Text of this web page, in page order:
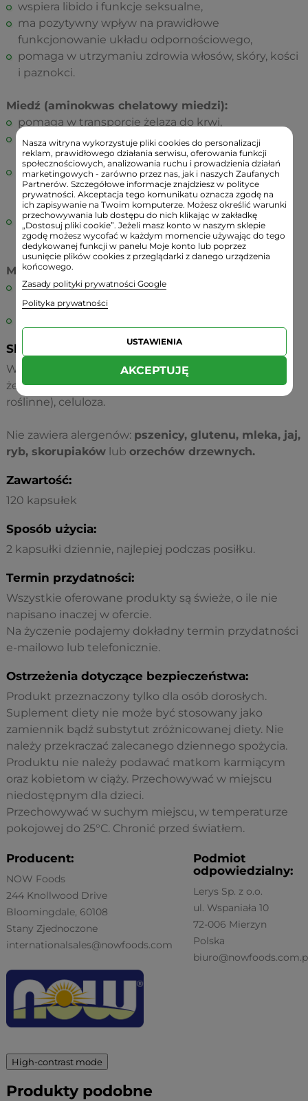
wspiera libido i funkcje seksualne,
ma pozytywny wpływ na prawidłowe
funkcjonowanie układu odpornościowego,
pomaga w utrzymaniu zdrowia włosów, skóry, kości
i paznokci.
Miedź (aminokwas chelatowy miedzi):
pomaga w transporcie żelaza do krwi,
pomaga chronić komórki przed stresem
oksydacyjnym,
oddziałuje pozytywnie na utrzymanie prawidłowej
pigmentacji skóry oraz stanu komórek i błon
śluzowych,
wspiera prawidłowe funkcjonowanie układu
nerwowego.
Mangan (aminokwas chelatowy manganu):
ma pozytywny wpływ na funkcjonowanie układu
nerwowego,
Składniki:
Witamina D3, wapń, magnez, cynk, miedź, mangan,
żelatyna (kapsułka), stearynian magnezu (źródło
roślinne), celuloza.
Nie zawiera alergenów: pszenicy, glutenu, mleka, jaj,
ryb, skorupiaków lub orzechów drzewnych.
Zawartość:
120 kapsułek
Sposób użycia:
2 kapsułki dziennie, najlepiej podczas posiłku.
Termin przydatności:
Wszystkie oferowane produkty są świeże, o ile nie
napisano inaczej w ofercie.
Na życzenie podajemy dokładny termin przydatności
e-mailowo lub telefonicznie.
Ostrzeżenia dotyczące bezpieczeństwa:
Produkt przeznaczony tylko dla osób dorosłych.
Suplement diety nie może być stosowany jako
zamiennik bądź substytut zróżnicowanej diety. Nie
należy przekraczać zalecanego dziennego spożycia.
Produktu nie należy podawać matkom karmiącym
oraz kobietom w ciąży. Przechowywać w miejscu
niedostępnym dla dzieci.
Przechowywać w suchym miejscu, w temperaturze
pokojowej do 25°C. Chronić przed światłem.
Producent:
NOW Foods
244 Knollwood Drive
Bloomingdale, 60108
Stany Zjednoczone
internationalsales@nowfoods.com
Podmiot
odpowiedzialny:
Lerys Sp. z o.o.
ul. Wspaniała 10
72-006 Mierzyn
Polska
High-contrast mode
Produkty podobne
Nasza witryna wykorzystuje pliki cookies do personalizacji
reklam, prawidłowego działania serwisu, oferowania funkcji
społecznościowych, analizowania ruchu i prowadzienia działań
marketingowych - zarówno przez nas, jak i naszych Zaufanych
Partnerów. Szczegółowe informacje znajdziesz w polityce
prywatności. Akceptacja tego komunikatu oznacza zgodę na
ich zapisywanie na Twoim komputerze. Możesz określić warunki
przechowywania lub dostępu do nich klikając w zakładkę
„Dostosuj pliki cookie”. Jeżeli masz konto w naszym sklepie
zgodę możesz wycofać w każdym momencie używając do tego
dedykowanej funkcji w panelu Moje konto lub poprzez
usunięcie plików cookies z przeglądarki z danego urządzenia
końcowego.
Zasady polityki prywatności Google
Polityka prywatności
USTAWIENIA
AKCEPTUJĘ